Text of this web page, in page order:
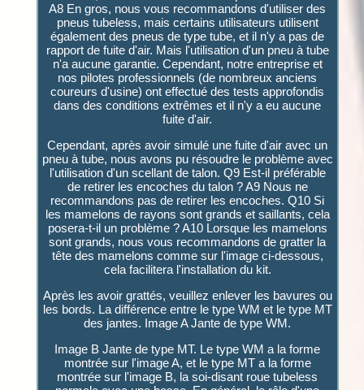
A8 En gros, nous vous recommandons d'utiliser des
pneus tubeless, mais certains utilisateurs utilisent
également des pneus de type tube, et il n'y a pas de
rapport de fuite d'air. Mais l'utilisation d'un pneu à tube
n'a aucune garantie. Cependant, notre entreprise et
nos pilotes professionnels (de nombreux anciens
coureurs d'usine) ont effectué des tests approfondis
dans des conditions extrêmes et il n'y a eu aucune
fuite d'air.
Cependant, après avoir simulé une fuite d'air avec un
pneu à tube, nous avons pu résoudre le problème avec
l'utilisation d'un scellant de talon. Q9 Est-il préférable
de retirer les encoches du talon ? A9 Nous ne
recommandons pas de retirer les encoches. Q10 Si
les mamelons de rayons sont grands et saillants, cela
posera-t-il un problème ? A10 Lorsque les mamelons
sont grands, nous vous recommandons de gratter la
tête des mamelons comme sur l'image ci-dessous,
cela facilitera l'installation du kit.
Après les avoir grattés, veuillez enlever les bavures ou
les bords. La différence entre le type WM et le type MT
des jantes. Image A Jante de type WM.
Image B Jante de type MT. Le type WM a la forme
montrée sur l'image A, et le type MT a la forme
montrée sur l'image B, la soi-disant roue tubeless